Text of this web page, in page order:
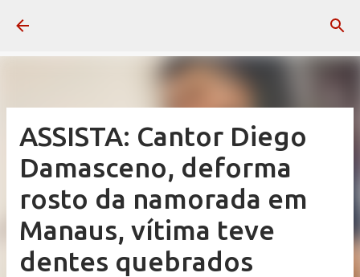
ASSISTA: Cantor Diego
Damasceno, deforma
rosto da namorada em
Manaus, vítima teve
dentes quebrados